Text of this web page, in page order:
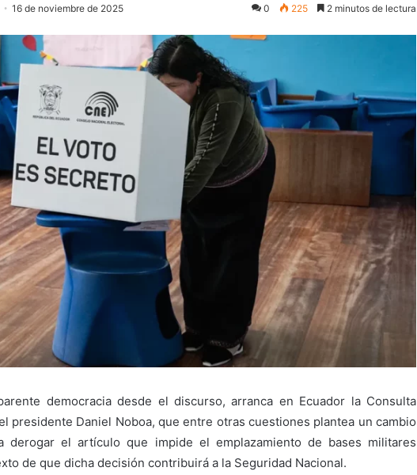
16 de noviembre de 2025 0 225 2 minutos de lectura
democracia desde el discurso, arranca en Ecuador la Consulta
presidente Daniel Noboa, que entre otras cuestiones plantea un cambio
derogar el artículo que impide el emplazamiento de bases militares
de que dicha decisión contribuirá a la Seguridad Nacional.